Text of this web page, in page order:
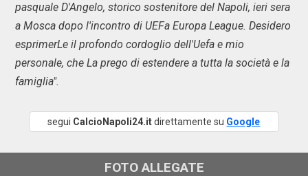
pasquale D'Angelo, storico sostenitore del Napoli, ieri sera
a Mosca dopo l'incontro di UEFa Europa League. Desidero
esprimerLe il profondo cordoglio dell'Uefa e mio
personale, che La prego di estendere a tutta la società e la
famiglia".
segui CalcioNapoli24.itdirettamente su Google
FOTO ALLEGATE